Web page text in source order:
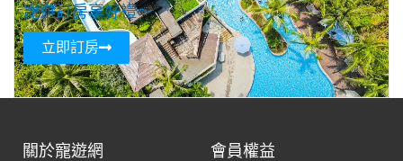
寵遊訂房享好禮～
立即訂房
關於寵遊網 會員權益